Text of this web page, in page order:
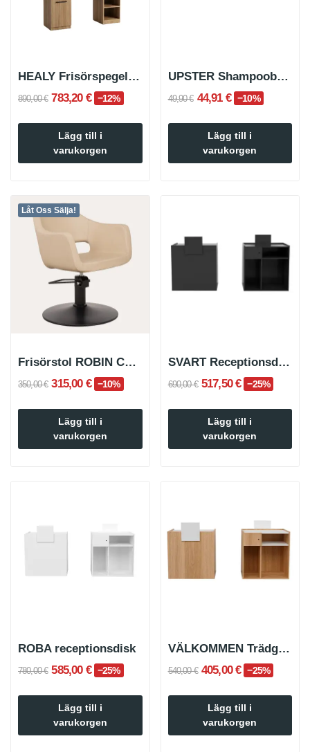
HEALY Frisörspegel i ljust trä
890,00 € 783,20 € −12%
Lägg till i
varukorgen
UPSTER Shampoobehållarhöjare
49,90 € 44,91 € −10%
Lägg till i
varukorgen
Låt Oss Sälja!
Frisörstol ROBIN CREME med svart rund bas
350,00 € 315,00 € −10%
Lägg till i
varukorgen
SVART Receptionsdisk
690,00 € 517,50 € −25%
Lägg till i
varukorgen
ROBA receptionsdisk
780,00 € 585,00 € −25%
Lägg till i
varukorgen
VÄLKOMMEN Trädgårdsreception
540,00 € 405,00 € −25%
Lägg till i
varukorgen